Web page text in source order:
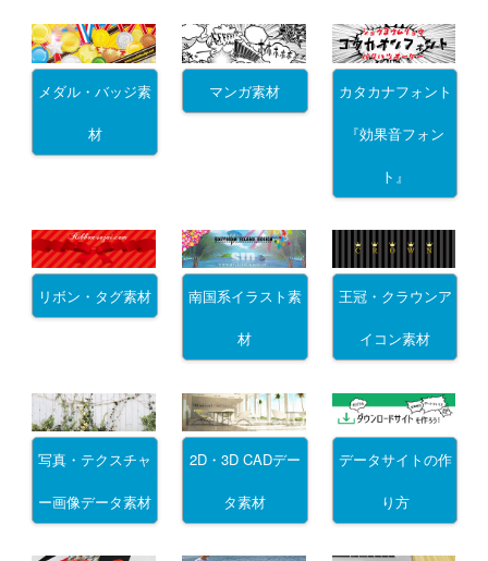
メダル・バッジ素
材
マンガ素材 カタカナフォント
『効果音フォン
ト』
リボン・タグ素材 南国系イラスト素
材
王冠・クラウンア
イコン素材
写真・テクスチャ
ー画像データ素材
2D・3D CADデー
タ素材
データサイトの作
り方